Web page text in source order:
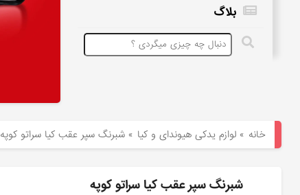
لوازم
بلاگ
خانه »لوازم یدکی هیوندای و کیا »شبرنگ سپر عقب کیا سراتو کوپه
شبرنگ سپر عقب کیا سراتو کوپه